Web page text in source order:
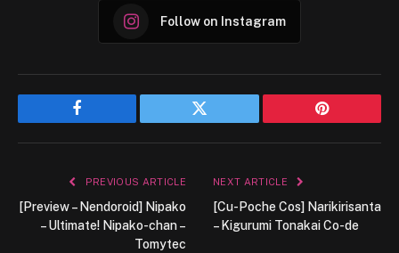
Follow on Instagram
Facebook Twitter Pinterest
PREVIOUS ARTICLE
[Preview – Nendoroid] Nipako
– Ultimate! Nipako-chan –
Tomytec
NEXT ARTICLE
[Cu-Poche Cos] Narikirisanta
– Kigurumi Tonakai Co-de